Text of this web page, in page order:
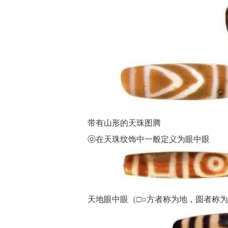
带有山形的天珠图腾
ⓞ在天珠纹饰中一般定义为眼中眼
天地眼中眼（□○方者称为地，圆者称